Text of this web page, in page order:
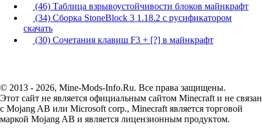
(46) Таблица взрывоустойчивости блоков майнкрафт
(34) Сборка StoneBlock 3 1.18.2 с русификатором
скачать
(30) Сочетания клавиш F3 + [?] в майнкрафт
© 2013 - 2026, Mine-Mods-Info.Ru. Все права защищены.
Этот сайт не является официальным сайтом Minecraft и не связан
с Mojang AB или Microsoft corp., Minecraft является торговой
маркой Mojang AB и является лицензионным продуктом.